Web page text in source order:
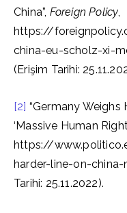
China”, Foreign Policy,
https://
china-eu-scholz-xi-
(Erişim Tarihi:
[2] “Germany Weighs
‘Massive Human
https://
harder-line-on-
Tarihi: 25.11.2022).